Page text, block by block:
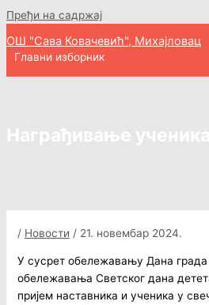
Пређи на садржај
ОШ "Сава Ковачевић", Михајловац
Главни изборник
Награђивање
/ Новости / 21. новембар 2024.
У сусрет обележавању Дана
обележавања Светског дана
пријем наставника и ученика у